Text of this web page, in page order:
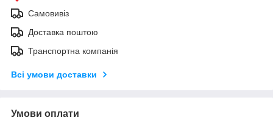
Самовивіз
Доставка поштою
Транспортна компанія
Всі умови доставки
Умови оплати